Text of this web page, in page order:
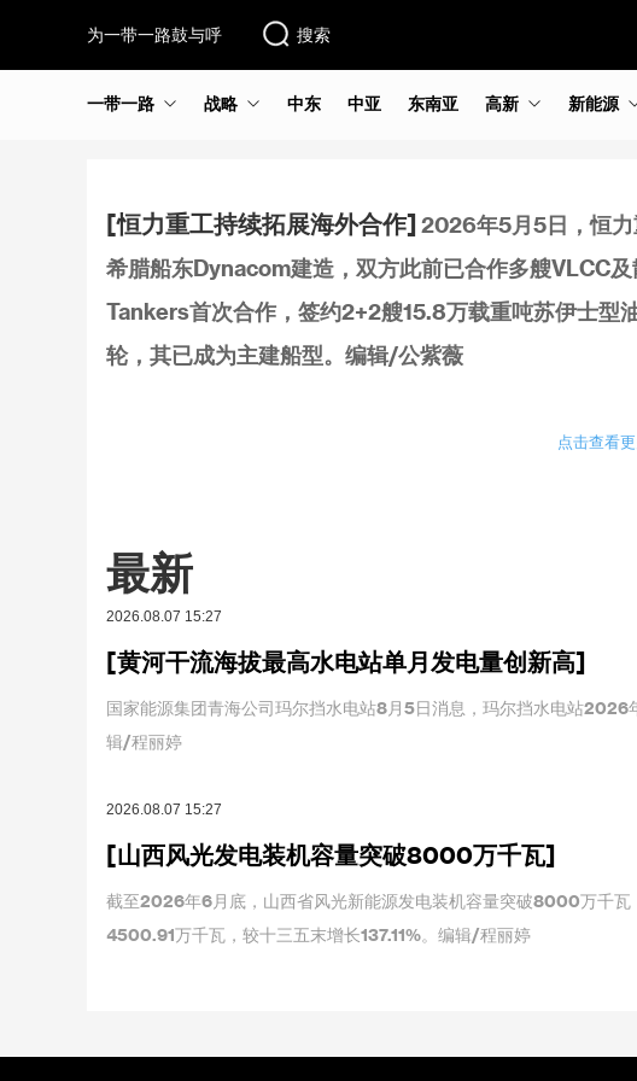
为一带一路鼓与呼 搜索
一带一路 战略 中东 中亚 东南亚 高新 新能源
[恒力重工持续拓展海外合作]2026年5月5日，恒力
希腊船东Dynacom建造，双方此前已合作多艘VLCC
Tankers首次合作，签约2+2艘15.8万载重吨苏伊士
轮，其已成为主建船型。编辑/公紫薇
点击查看
最新
2026.08.07 15:27
[黄河干流海拔最高水电站单月发电量创新高]
国家能源集团青海公司玛尔挡水电站8月5日消息，玛尔挡水电站
辑/程丽婷
2026.08.07 15:27
[山西风光发电装机容量突破8000万千瓦]
截至2026年6月底，山西省风光新能源发电装机容量突破8000万千
4500.91万千瓦，较十三五末增长137.11%。编辑/程丽婷